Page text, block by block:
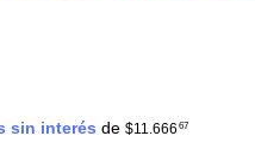
sin interés de $11.666 67